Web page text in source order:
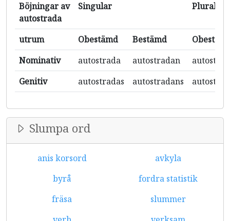
Böjningar av
autostrada
Singular Plural
utrum Obestämd Bestämd
Nominativ
autostrada autostradan
Genitiv
autostradas autostradans
Slumpa ord
anis korsord
avkyla
byrå
fordra statistik
fräsa
slummer